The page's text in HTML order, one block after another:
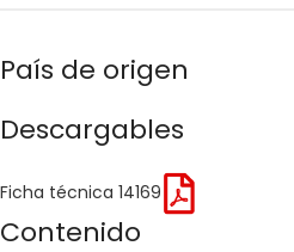
País de origen
Descargables
Ficha técnica 14169
Contenido